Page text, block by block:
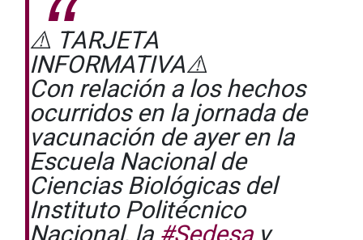
⚠️ TARJETA
INFORMATIVA⚠️
Con relación a los hechos
ocurridos en la jornada de
vacunación de ayer en la
Escuela Nacional de
Ciencias Biológicas del
Instituto Politécnico
Nacional, la #Sedesay